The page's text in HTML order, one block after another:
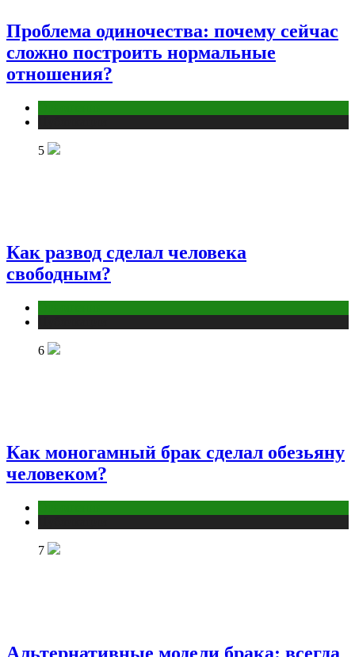
Проблема одиночества: почему сейчас
сложно построить нормальные
отношения?
5
Как развод сделал человека
свободным?
6
Как моногамный брак сделал обезьяну
человеком?
7
Альтернативные модели брака: всегда